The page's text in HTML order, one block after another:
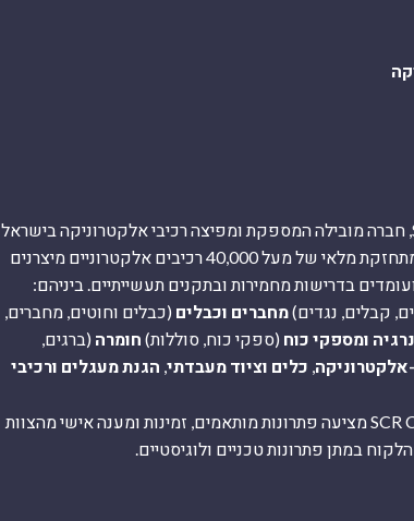
SCR Components LTD, חברה מובילה המספקת ומפיצה רכיבי אלקטרוניקה בישראל
למגוון תעשיות. החברה מתחזקת מלאי של מעל 40,000 רכיבים אלקטרוניים מיצרנים
בדרישות מחמירות ובתקנים תעשייתיים. ביניהם:
קבלים, נגדים)מחברים וכבלים (כבלים וחוטים, מחברים,
ומספקי כוח (ספקי כוח, סוללות) חומרה (ברגים,
אלקטרוניקה, כלים וציוד מעבדתי, הגנת מעגלים ורכיבי
חברת SCR Components LTD מציעה פתרונות מותאמים, זמינות ומענה אישי מהצוות
במתן פתרונות טכניים ולוגיסטיים.